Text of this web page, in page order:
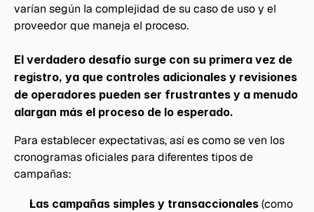
varían según la complejidad de su caso de uso y el
proveedor que maneja el proceso.
El verdadero desafío surge con su primera vez de
registro, ya que controles adicionales y revisiones
de operadores pueden ser frustrantes y a menudo
alargan más el proceso de lo esperado.
Para establecer expectativas, así es como se ven los
cronogramas oficiales para diferentes tipos de
campañas:
Las campañas simples y transaccionales (como